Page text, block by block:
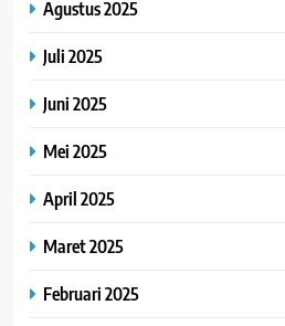
Agustus 2025
Juli 2025
Juni 2025
Mei 2025
April 2025
Maret 2025
Februari 2025